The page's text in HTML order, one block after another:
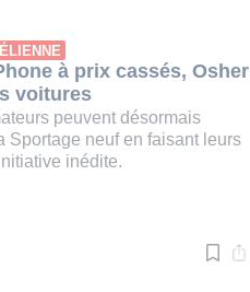
à prix cassés, Osher
voitures
peuvent désormais
Sportage neuf en faisant leurs
inédite.